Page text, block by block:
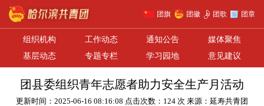
团旗 团徽 团歌 团章
组织机构 工作动态 通知公告
媒体聚焦
基层动态
专题专栏 学习园地 意见建议
团县委组织青年志愿者助力安全生产月活动
更新时间：2025-06-16 08:16:08 点击次数：124 次 来源：延寿共青团